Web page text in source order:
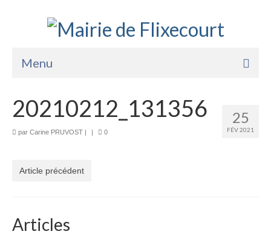
Menu
La Mairie
Services
Sports Loisirs et Culture
25
FÉV 2021
20210212_131356
par Carine PRUVOST | | 0
Article précédent
Articles